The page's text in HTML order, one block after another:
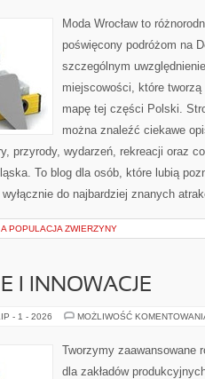
Moda Wrocław to
poświęcony podróżom na
szczególnym
miejscowości, które
mapę tej części Polski.
można znaleźć ciekawe
przyrody, wydarzeń, rekreacji oraz
To blog dla osób, które lubią
wyłącznie do najbardziej znanych
POPULACJA ZWIERZYNY
I INNOWACJE
- 1 - 2026 MOŻLIWOŚĆ
Tworzymy zaawansowane
dla zakładów